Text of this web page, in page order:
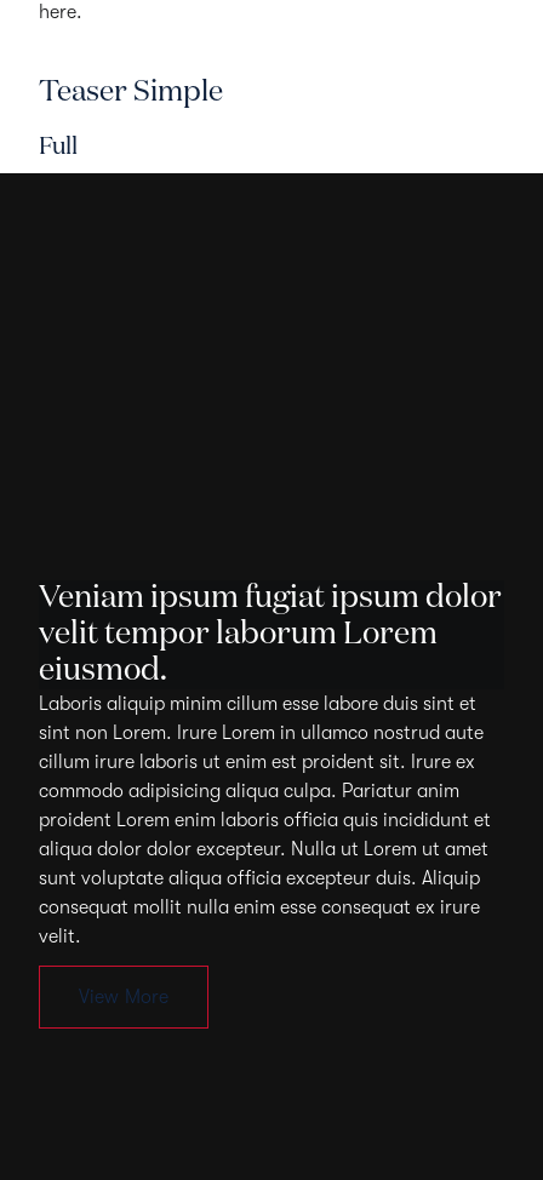
here.
Teaser Simple
Full
Veniam ipsum fugiat ipsum dolor
velit tempor laborum Lorem
eiusmod.
Laboris aliquip minim cillum esse labore duis sint et
sint non Lorem. Irure Lorem in ullamco nostrud aute
cillum irure laboris ut enim est proident sit. Irure ex
commodo adipisicing aliqua culpa. Pariatur anim
proident Lorem enim laboris officia quis incididunt et
aliqua dolor dolor excepteur. Nulla ut Lorem ut amet
sunt voluptate aliqua officia excepteur duis. Aliquip
consequat mollit nulla enim esse consequat ex irure
velit.
View More